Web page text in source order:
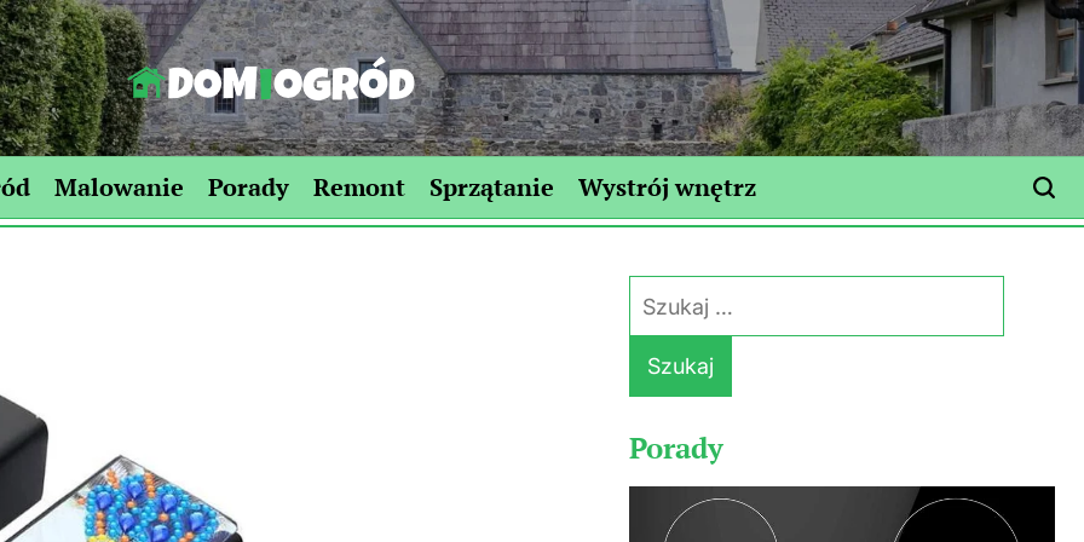
Dom-
Ogród.edu.pl
Malowanie Porady Remont Sprzątanie Wystrój wnętrz
Porady